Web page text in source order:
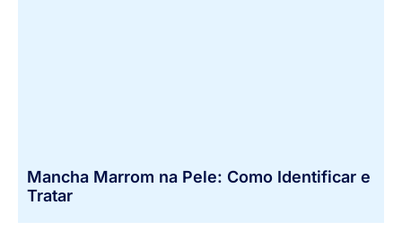
Mancha Marrom na Pele: Como Identificar e
Tratar